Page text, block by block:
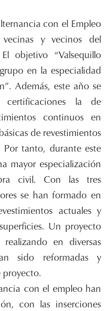
con el Empleo
y vecinos del
objetivo “Valsequillo
en la especialidad
Además, este año se
la de
continuos en
de revestimientos
tanto, durante este
mayor especialización
civil. Con las tres
se han formado en
actuales y
Un proyecto
en diversas
sido reformadas y
proyecto.
con el empleo han
con las inserciones